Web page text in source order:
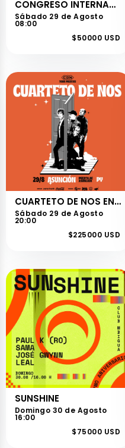
CONGRESO INTERNACIONAL DE CATEQUISTAS
Sábado 29 de Agosto
08:00
$50000 USD
CUARTETO DE NOS EN PARAGUAY
Sábado 29 de Agosto
20:00
$225000 USD
SUNSHINE
Domingo 30 de Agosto
16:00
$75000 USD